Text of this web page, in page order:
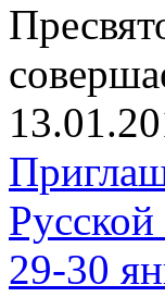
29-30